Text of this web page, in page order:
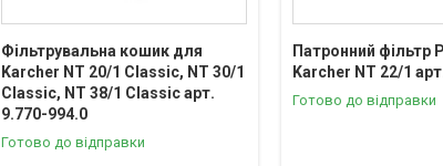
Фільтрувальна кошик для
Karcher NT 20/1 Classic, NT 30/1
Classic, NT 38/1 Classic арт.
9.770-994.0
Готово до відправки
Патронний фільтр
Karcher NT 22/1
Готово до відправки